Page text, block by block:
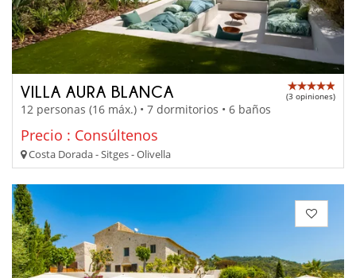
VILLA AURA BLANCA (3 opiniones)
12 personas (16 máx.) • 7 dormitorios • 6 baños
Precio : Consúltenos
Costa Dorada - Sitges - Olivella